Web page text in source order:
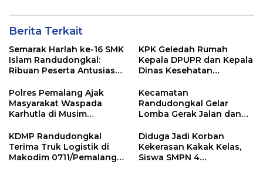
Berita Terkait
Semarak Harlah ke-16 SMK
Islam Randudongkal:
Ribuan Peserta Antusias
Berhadiah Motor
KPK Geledah Rumah
Kepala DPUPR dan Kepala
Dinas Kesehatan
Polres Pemalang Ajak
Masyarakat Waspada
Karhutla di Musim
Kecamatan
Randudongkal Gelar
Lomba Gerak Jalan dan
HUT RI ke-81
KDMP Randudongkal
Terima Truk Logistik di
Makodim 0711/Pemalang
Diduga Jadi Korban
Kekerasan Kakak Kelas,
Siswa SMPN 4